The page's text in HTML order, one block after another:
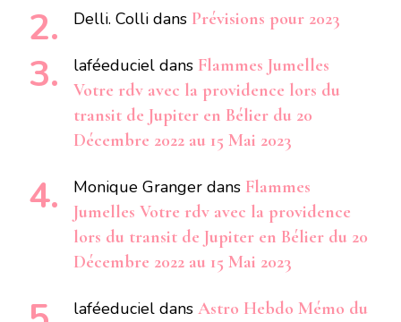
Delli. Colli dans Prévisions pour 2023
laféeduciel dans Flammes Jumelles
Votre rdv avec la providence lors du
transit de Jupiter en Bélier du 20
Décembre 2022 au 15 Mai 2023
Monique Granger dans Flammes
Jumelles Votre rdv avec la providence
lors du transit de Jupiter en Bélier du 20
Décembre 2022 au 15 Mai 2023
laféeduciel dans Astro Hebdo Mémo du